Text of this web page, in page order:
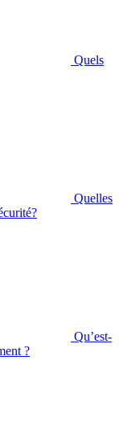
Quels
Quelles
Qu’est-
?